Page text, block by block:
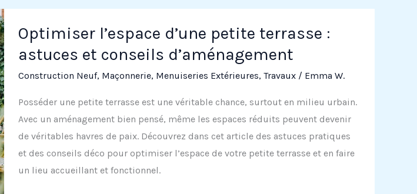
œuvre
:
Les
techniques
modernes
construction
Optimiser l’espace d’une petite terrasse :
astuces et conseils d’aménagement
Construction Neuf, Maçonnerie, Menuiseries Extérieures, Travaux / Emma W.
Posséder une petite terrasse est une véritable chance, surtout en milieu urbain.
Avec un aménagement bien pensé, même les espaces réduits peuvent devenir
de véritables havres de paix. Découvrez dans cet article des astuces pratiques
et des conseils déco pour optimiser l’espace de votre petite terrasse et en faire
un lieu accueillant et fonctionnel.